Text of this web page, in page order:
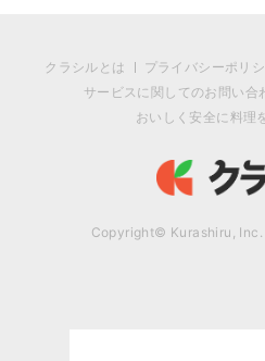
クラシルとは プライバシーポリ
サービスに関してのお問い合
おいしく安全に料理
Copyright© Kurashiru, Inc.